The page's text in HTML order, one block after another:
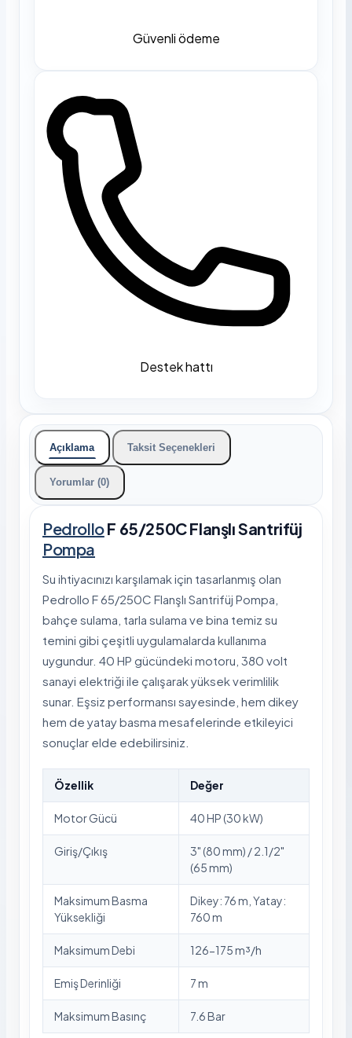
Güvenli ödeme
Destek hattı
Açıklama Taksit Seçenekleri
Yorumlar (0)
PedrolloF 65/250C Flanşlı Santrifüj
Pompa
Su ihtiyacınızı karşılamak için tasarlanmış olan
Pedrollo F 65/250C Flanşlı Santrifüj Pompa,
bahçe sulama, tarla sulama ve bina temiz su
temini gibi çeşitli uygulamalarda kullanıma
uygundur. 40 HP gücündeki motoru, 380 volt
sanayi elektriği ile çalışarak yüksek verimlilik
sunar. Eşsiz performansı sayesinde, hem dikey
hem de yatay basma mesafelerinde etkileyici
sonuçlar elde edebilirsiniz.
Özellik Değer
Motor Gücü 40 HP (30 kW)
Giriş/Çıkış
3" (80 mm) / 2.1/2"
(65 mm)
Maksimum Basma
Yüksekliği
Dikey: 76 m, Yatay:
760 m
Maksimum Debi 126-175 m³/h
Emiş Derinliği 7 m
Maksimum Basınç 7.6 Bar